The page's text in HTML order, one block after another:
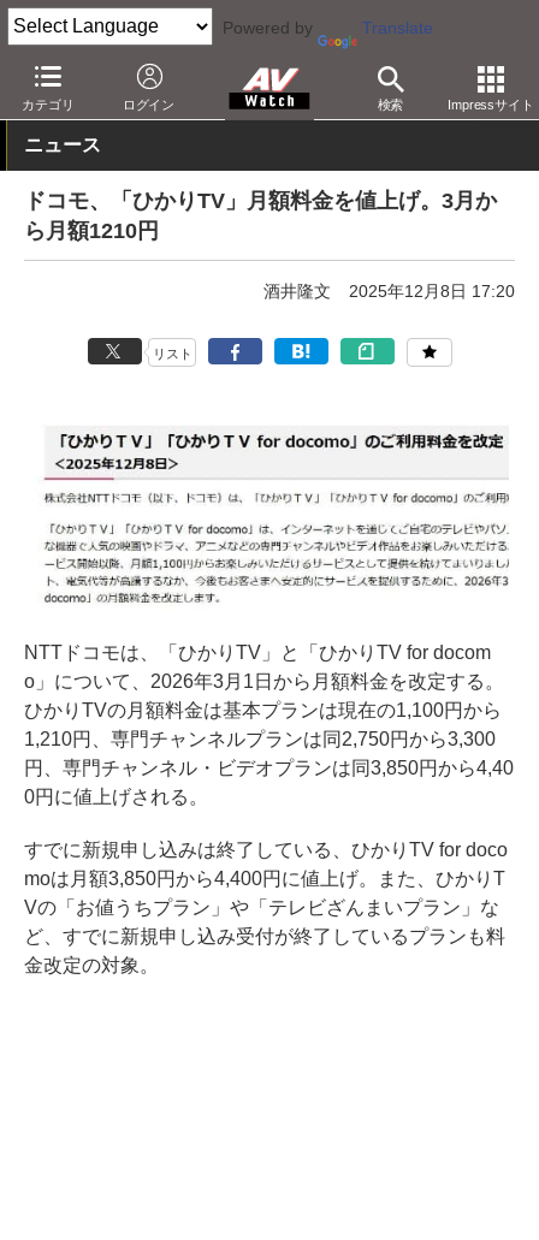
Powered by Translate
カテゴリ ログイン 検索 Impressサイト
AV Watch コンテンツ・サービス 映像配信 ひかりTV
ニュース
ドコモ、「ひかりTV」月額料金を値上げ。3月か
ら月額1210円
酒井隆文 2025年12月8日 17:20
リスト
NTTドコモは、「ひかりTV」と「ひかりTV for docom
o」について、2026年3月1日から月額料金を改定する。
ひかりTVの月額料金は基本プランは現在の1,100円から
1,210円、専門チャンネルプランは同2,750円から3,300
円、専門チャンネル・ビデオプランは同3,850円から4,40
0円に値上げされる。
すでに新規申し込みは終了している、ひかりTV for doco
moは月額3,850円から4,400円に値上げ。また、ひかりT
Vの「お値うちプラン」や「テレビざんまいプラン」な
ど、すでに新規申し込み受付が終了しているプランも料
金改定の対象。